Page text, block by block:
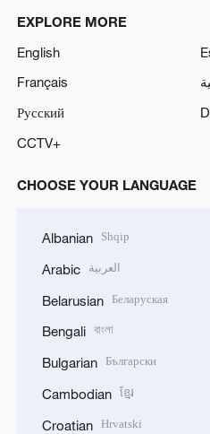
EXPLORE MORE
English
Français
Русский
CCTV+
CHOOSE YOUR LANGUAGE
Albanian Shqip
Arabic العربية
Belarusian Беларуская
Bengali বাংলা
Bulgarian Български
Cambodian ខ្មែរ
Croatian Hrvatski